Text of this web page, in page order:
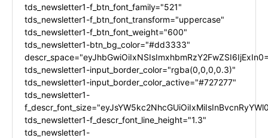
tds_newsletter1-f_btn_font_family="521"
tds_newsletter1-f_btn_font_transform="uppercase"
tds_newsletter1-f_btn_font_weight="600"
tds_newsletter1-btn_bg_color="#dd3333"
tds_newsletter1-input_border_color="rgba(0,0,0,0.3)"
tds_newsletter1-input_border_color_active="#727277"
tds_newsletter1-
tds_newsletter1-f_descr_font_line_height="1.3"
tds_newsletter1-